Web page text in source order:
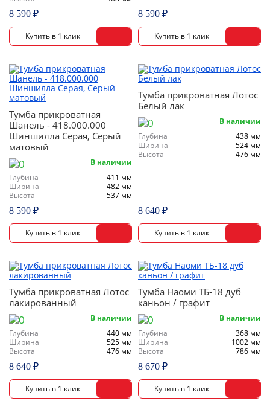
8 590 ₽
8 590 ₽
Тумба прикроватная
Шанель - 418.000.000
Шиншилла Серая, Серый
матовый
В наличии
Глубина
411 мм
Ширина
482 мм
Высота
537 мм
8 590 ₽
Тумба прикроватная Лотос
Белый лак
В наличии
Глубина
438 мм
Ширина
524 мм
Высота
476 мм
8 640 ₽
Тумба прикроватная Лотос
лакированный
В наличии
Глубина
440 мм
Ширина
525 мм
Высота
476 мм
8 640 ₽
Тумба Наоми ТБ-18 дуб
каньон / графит
В наличии
Глубина
368 мм
Ширина
1002 мм
Высота
786 мм
8 670 ₽